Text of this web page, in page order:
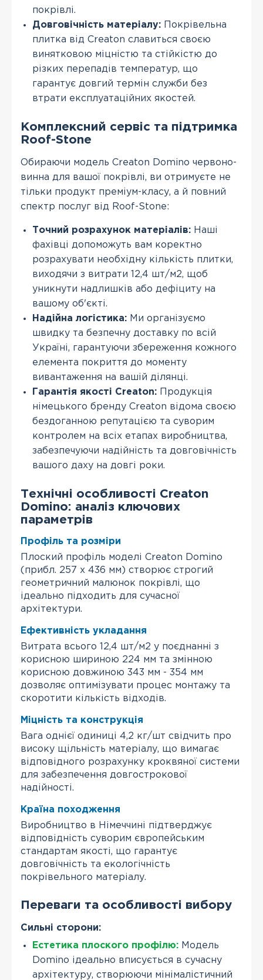
покрівлі.
Довговічність матеріалу: Покрівельна
плитка від Creaton славиться своєю
винятковою міцністю та стійкістю до
різких перепадів температур, що
гарантує довгий термін служби без
втрати експлуатаційних якостей.
Комплексний сервіс та підтримка
Roof-Stone
Обираючи модель Creaton Domino червоно-
винна для вашої покрівлі, ви отримуєте не
тільки продукт преміум-класу, а й повний
спектр послуг від Roof-Stone:
Точний розрахунок матеріалів: Наші
фахівці допоможуть вам коректно
розрахувати необхідну кількість плитки,
виходячи з витрати 12,4 шт/м2, щоб
уникнути надлишків або дефіциту на
вашому об'єкті.
Надійна логістика: Ми організуємо
швидку та безпечну доставку по всій
Україні, гарантуючи збереження кожного
елемента покриття до моменту
вивантаження на вашій ділянці.
Гарантія якості Creaton: Продукція
німецького бренду Creaton відома своєю
бездоганною репутацією та суворим
контролем на всіх етапах виробництва,
забезпечуючи надійність та довговічність
вашого даху на довгі роки.
Технічні особливості Creaton
Domino: аналіз ключових
параметрів
Профіль та розміри
Плоский профіль моделі Creaton Domino
(прибл. 257 х 436 мм) створює строгий
геометричний малюнок покрівлі, що
ідеально підходить для сучасної
архітектури.
Ефективність укладання
Витрата всього 12,4 шт/м2 у поєднанні з
корисною шириною 224 мм та змінною
корисною довжиною 343 мм - 354 мм
дозволяє оптимізувати процес монтажу та
скоротити кількість відходів.
Міцність та конструкція
Вага однієї одиниці 4,2 кг/шт свідчить про
високу щільність матеріалу, що вимагає
відповідного розрахунку кроквяної системи
для забезпечення довгострокової
надійності.
Країна походження
Виробництво в Німеччині підтверджує
відповідність суворим європейським
стандартам якості, що гарантує
довговічність та екологічність
покрівельного матеріалу.
Переваги та особливості вибору
Сильні сторони:
Естетика плоского профілю: Модель
Domino ідеально вписується в сучасну
архітектуру, створюючи мінімалістичний